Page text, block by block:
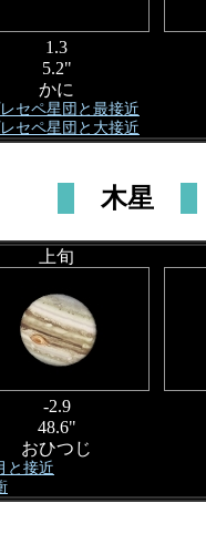
1.3
5.2"
かに
セペ星団と最接近
セペ星団と大接近
木星
上旬
-2.9
48.6"
おひつじ
と接近